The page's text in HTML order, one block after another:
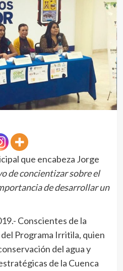
que encabeza Jorge
de concientizar sobre el
de desarrollar un
Conscientes de la
Programa Irritila, quien
del agua y
de la Cuenca